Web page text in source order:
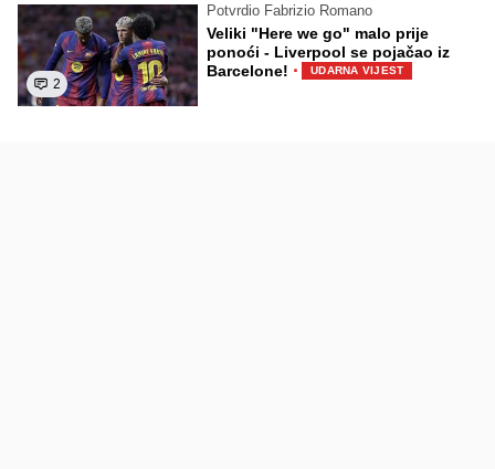
2
Potvrdio Fabrizio Romano
Veliki "Here we go" malo prije
ponoći - Liverpool se pojačao iz
Barcelone! · UDARNA VIJEST